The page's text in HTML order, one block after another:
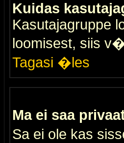
Kuidas
Kasutajagruppe
loomisest, siis
Tagasi �les
Ma ei saa
Sa ei ole kas